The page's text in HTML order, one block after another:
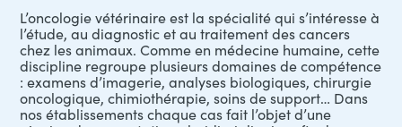
L’oncologie vétérinaire est la spécialité qui s’intéresse à
l’étude, au diagnostic et au traitement des cancers
chez les animaux. Comme en médecine humaine, cette
discipline regroupe plusieurs domaines de compétence
: examens d’imagerie,analyses biologiques, chirurgie
oncologique, chimiothérapie, soins de support… Dans
nos établissements chaque cas fait l’objet d’une